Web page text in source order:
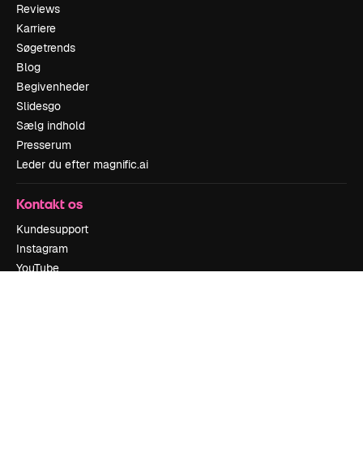
Reviews
Karriere
Søgetrends
Blog
Begivenheder
Slidesgo
Sælg indhold
Presserum
Leder du efter magnific.ai
Kontakt os
Kundesupport
Instagram
YouTube